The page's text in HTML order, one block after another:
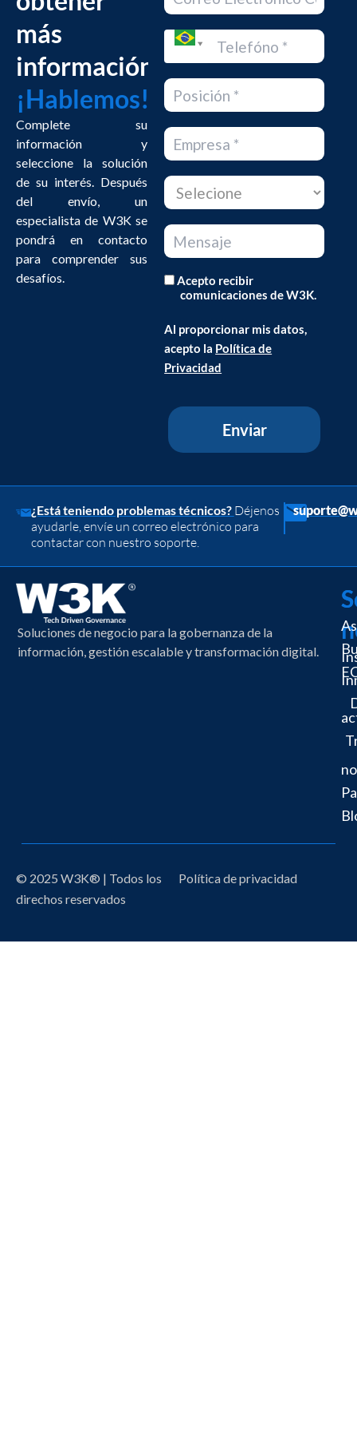
más
información?
¡Hablemos!
Complete su
información y
seleccione la solución
de su interés. Después
del envío, un
especialista de W3K se
pondrá en contacto
para comprender sus
desafíos.
Acepto recibir
comunicaciones de W3K.
Al proporcionar mis datos,
acepto la Política de
Privacidad
Enviar
¿Está teniendo problemas técnicos? Déjenos
ayudarle, envíe un correo electrónico para
contactar con nuestro soporte.
Soluciones de negocio para la gobernanza de la
información, gestión escalable y transformación digital.
© 2025 W3K® | Todos los
direchos reservados
Política de privacidad